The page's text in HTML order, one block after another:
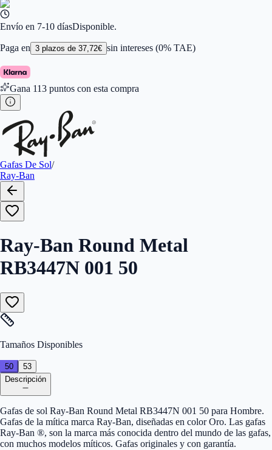
Forma:Redonda
Largo de la Varilla (mm) :145
Marca:Ray-Ban
Tipo de Cristales
Calibres
Envío en 7-10 díasDisponible.
Paga en 3 plazos de 37,72€ sin intereses (0% TAE)
Gana 113 puntos con esta compra
Gafas De Sol/
Ray-Ban
Ray-Ban Round Metal
RB3447N 001 50
Tamaños Disponibles
50
53
Descripción
Gafas de sol Ray-Ban Round Metal RB3447N 001 50 para Hombre.
Gafas de la mítica marca Ray-Ban, diseñadas en color Oro. Las gafas
Ray-Ban ®, son la marca más conocida dentro del mundo de las gafas,
con muchos modelos míticos. Gafas originales y con garantía.